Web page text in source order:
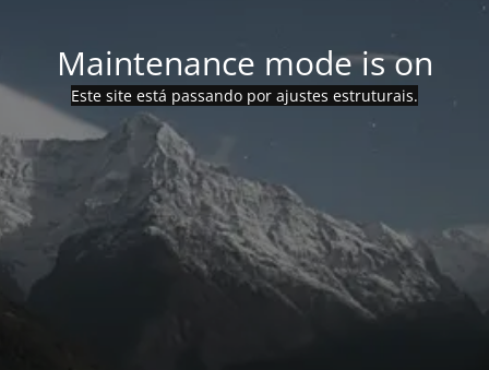
Maintenance mode is on
Este site está passando por ajustes estruturais.